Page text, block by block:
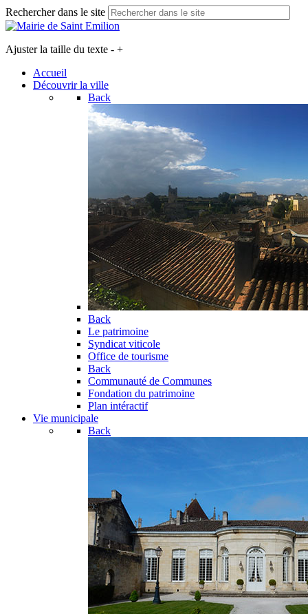
Rechercher dans le site
Ajuster la taille du texte - +
Accueil
Découvrir la ville
Back
Back
Le patrimoine
Syndicat viticole
Office de tourisme
Back
Communauté de Communes
Fondation du patrimoine
Plan intéractif
Vie municipale
Back